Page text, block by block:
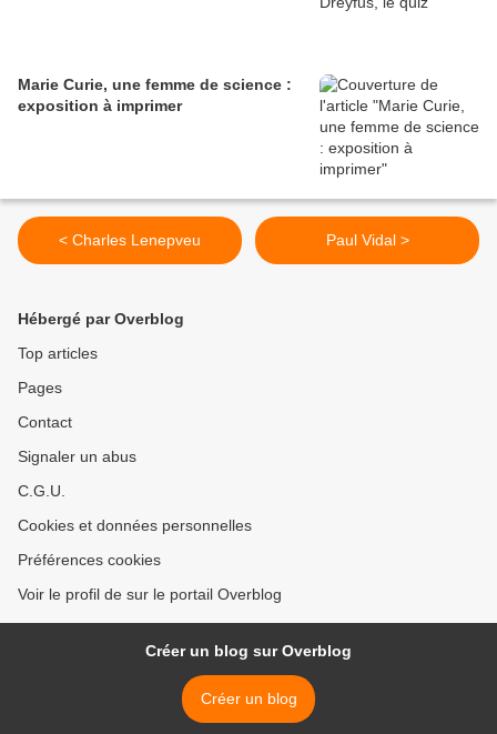
Marie Curie, une femme de science :
exposition à imprimer
< Charles Lenepveu Paul Vidal >
Hébergé par Overblog
Top articles
Pages
Contact
Signaler un abus
C.G.U.
Cookies et données personnelles
Préférences cookies
Voir le profil de sur le portail Overblog
Créer un blog sur Overblog
Créer un blog